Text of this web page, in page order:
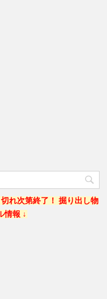
れ次第終了！ 掘り出し物
情報 ↓